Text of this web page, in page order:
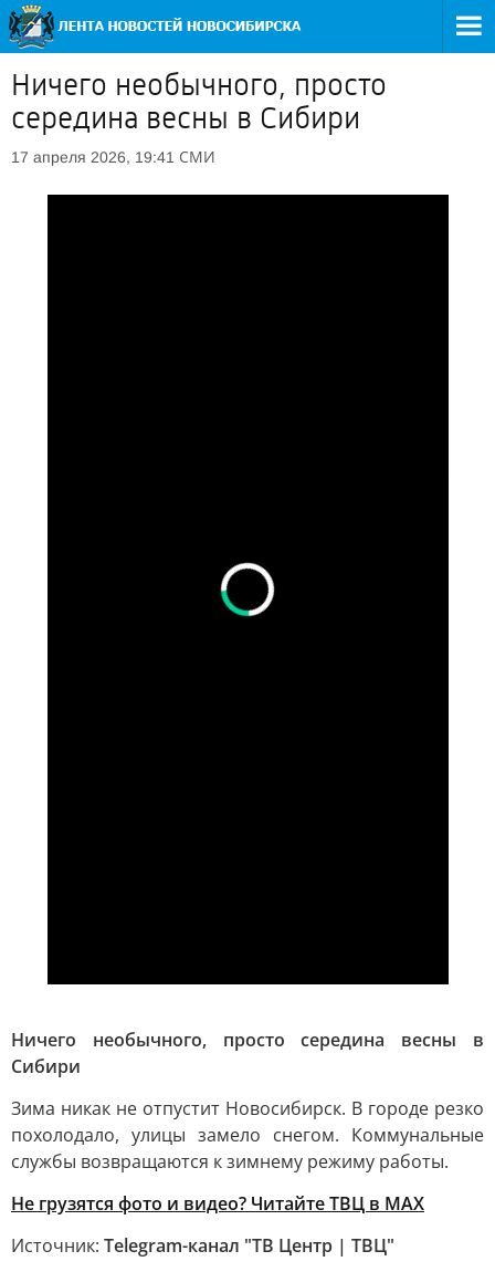
Ничего необычного, просто
середина весны в Сибири
17 апреля 2026, 19:41 СМИ
Ничего необычного, просто середина весны в
Сибири
Зима никак не отпустит Новосибирск. В городе резко
похолодало, улицы замело снегом. Коммунальные
службы возвращаются к зимнему режиму работы.
Не грузятся фото и видео? Читайте ТВЦ в MAX
Источник: Telegram-канал "ТВ Центр | ТВЦ"